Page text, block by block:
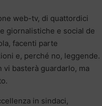
web-tv, di quattordici
giornalistiche e social de
facenti parte
e, perché no, leggende.
basterà guardarlo, ma
in sindaci,